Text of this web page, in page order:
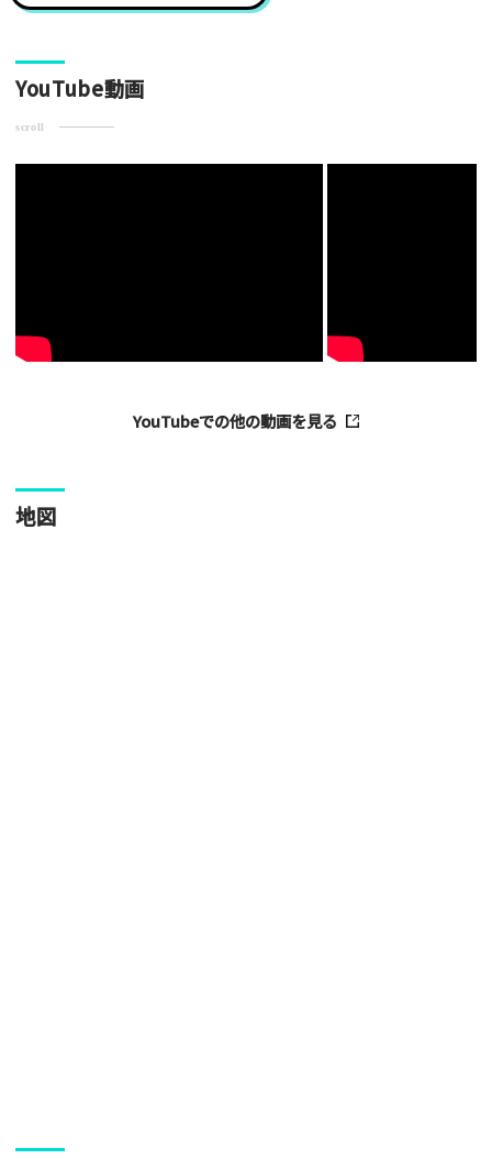
YouTube動画
scroll
YouTubeでの他の動画を見る
地図